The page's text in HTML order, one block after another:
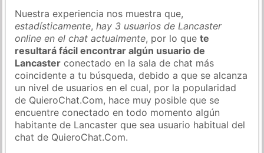
Nuestra experiencia nos muestra que,
estadísticamente,hay 3 usuarios de Lancaster
online en el chat actualmente, por lo quete
resultará fácil encontrar algún usuario de
Lancaster conectado en la sala de chat más
coincidente a tu búsqueda, debido a que se alcanza
un nivel de usuarios en el cual, por la popularidad
de QuieroChat.Com, hace muy posible que se
encuentre conectado en todo momento algún
habitante de Lancaster que sea usuario habitual del
chat de QuieroChat.Com.